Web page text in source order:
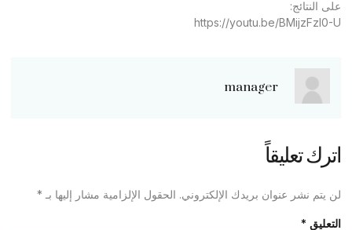
على النتائج:
https://youtu.be/BMijzFzl0-U
manager
اترك تعليقاً
لن يتم نشر عنوان بريدك الإلكتروني. الحقول الإلزامية مشار إليها بـ *
التعليق *